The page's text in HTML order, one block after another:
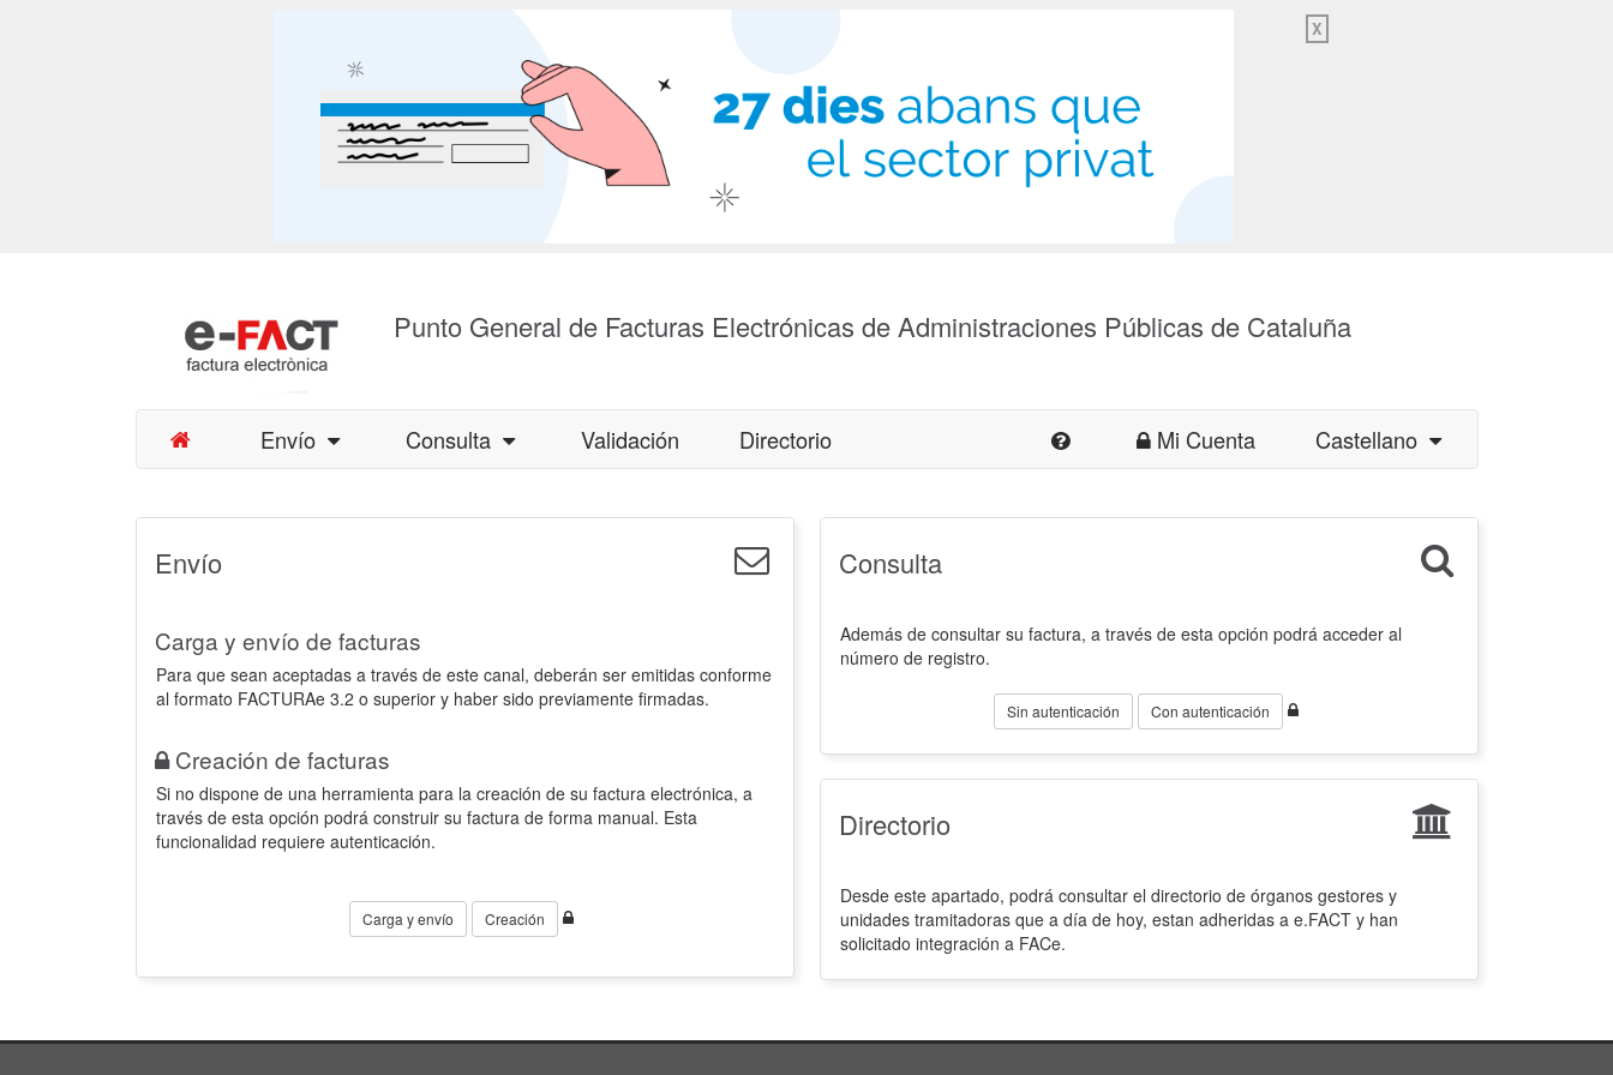
X
Punto General de Facturas Electrónicas de Administraciones Públicas de Cataluña
Envío Consulta Validación Directorio Mi Cuenta Castellano
Envío
Carga y envío de facturas
Para que sean aceptadas a través de este canal, deberán ser emitidas conforme
al formato FACTURAe 3.2 o superior y haber sido previamente firmadas.
Creación de facturas
Si no dispone de una herramienta para la creación de su factura electrónica, a
través de esta opción podrá construir su factura de forma manual. Esta
funcionalidad requiere autenticación.
Carga y envío Creación
Consulta
Además de consultar su factura, a través de esta opción podrá acceder al
número de registro.
Sin autenticación Con autenticación
Directorio
Desde este apartado, podrá consultar el directorio de órganos gestores y
unidades tramitadoras que a día de hoy, estan adheridas a e.FACT y han
solicitado integración a FACe.